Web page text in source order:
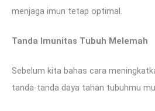
menjaga imun tetap optimal.
Tanda Imunitas Tubuh Melemah
Sebelum kita bahas cara
tanda-tanda daya tahan tubuhmu